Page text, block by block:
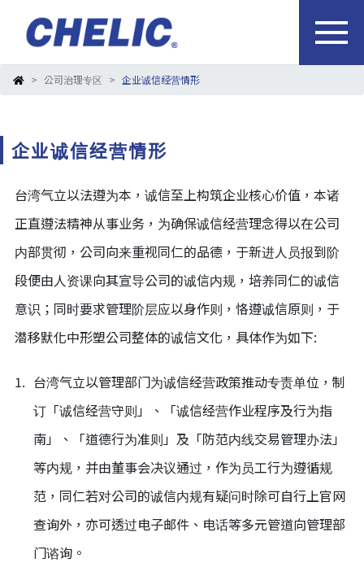
公司治理专区 企业诚信经营情形
企业诚信经营情形
台湾气立以法遵为本，诚信至上构筑企业核心价值，本诸
正直遵法精神从事业务，为确保诚信经营理念得以在公司
内部贯彻，公司向来重视同仁的品德，于新进人员报到阶
段便由人资课向其宣导公司的诚信内规，培养同仁的诚信
意识；同时要求管理阶层应以身作则，恪遵诚信原则，于
潜移默化中形塑公司整体的诚信文化，具体作为如下:
台湾气立以管理部门为诚信经营政策推动专责单位，制
订「诚信经营守则」、「诚信经营作业程序及行为指
南」、「道德行为准则」及「防范内线交易管理办法」
等内规，并由董事会决议通过，作为员工行为遵循规
范，同仁若对公司的诚信内规有疑问时除可自行上官网
查询外，亦可透过电子邮件、电话等多元管道向管理部
门谘询。